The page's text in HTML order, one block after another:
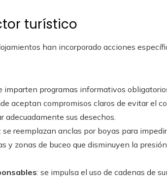
turístico
han incorporado acciones
imparten programas informativos
aceptan compromisos claros de evitar el
sus desechos.
: se reemplazan anclas por boyas para
y zonas de buceo que disminuyen la
: se impulsa el uso de cadenas de